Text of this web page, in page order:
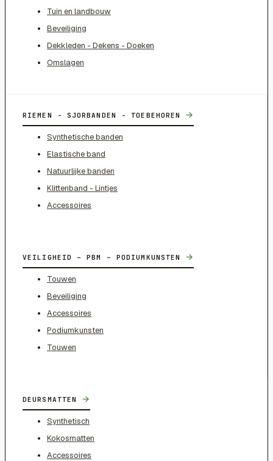
Tuin en landbouw
Beveiliging
Dekkleden - Dekens - Doeken
Omslagen
RIEMEN - SJORBANDEN - TOEBEHOREN →
Synthetische banden
Elastische band
Natuurlijke banden
Klittenband - Lintjes
Accessoires
VEILIGHEID – PBM – PODIUMKUNSTEN →
Touwen
Beveiliging
Accessoires
Podiumkunsten
Touwen
DEURSMATTEN →
Synthetisch
Kokosmatten
Accessoires